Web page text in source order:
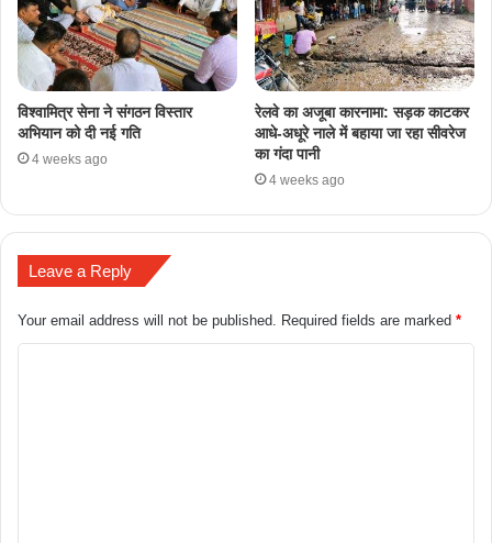
​विश्वामित्र सेना ने संगठन विस्तार
अभियान को दी नई गति
4 weeks ago
रेलवे का अजूबा कारनामा: सड़क काटकर
आधे-अधूरे नाले में बहाया जा रहा सीवरेज
का गंदा पानी
4 weeks ago
Leave a Reply
Your email address will not be published. Required fields are marked *